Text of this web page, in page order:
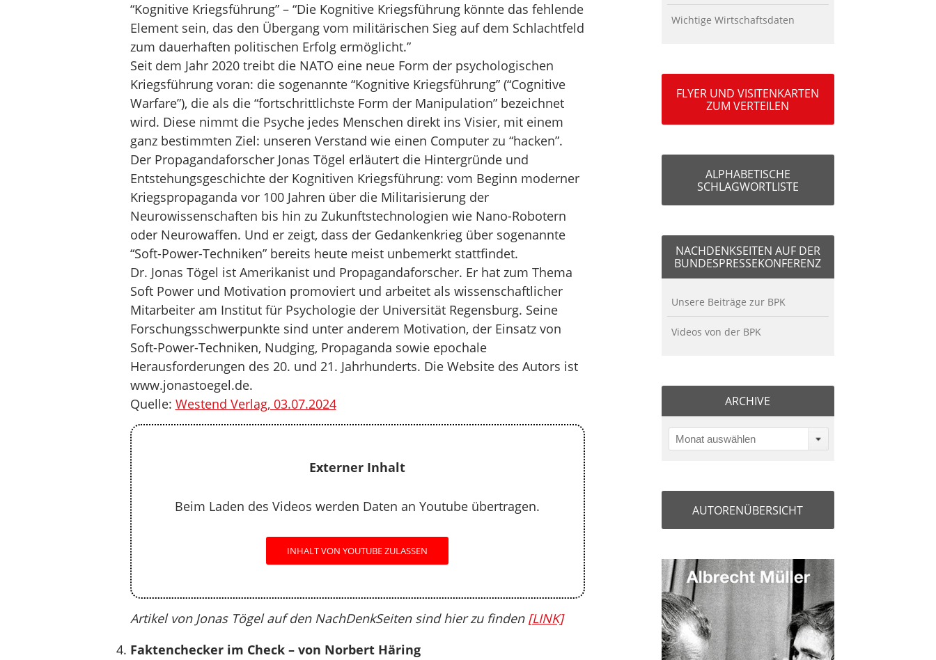
“Kognitive Kriegsführung” – “Die Kognitive Kriegsführung könnte das fehlende
Element sein, das den Übergang vom militärischen Sieg auf dem Schlachtfeld
zum dauerhaften politischen Erfolg ermöglicht.”
Seit dem Jahr 2020 treibt die NATO eine neue Form der psychologischen
Kriegsführung voran: die sogenannte “Kognitive Kriegsführung” (“Cognitive
Warfare”), die als die “fortschrittlichste Form der Manipulation” bezeichnet
wird. Diese nimmt die Psyche jedes Menschen direkt ins Visier, mit einem
ganz bestimmten Ziel: unseren Verstand wie einen Computer zu “hacken”.
Der Propagandaforscher Jonas Tögel erläutert die Hintergründe und
Entstehungsgeschichte der Kognitiven Kriegsführung: vom Beginn moderner
Kriegspropaganda vor 100 Jahren über die Militarisierung der
Neurowissenschaften bis hin zu Zukunftstechnologien wie Nano-Robotern
oder Neurowaffen. Und er zeigt, dass der Gedankenkrieg über sogenannte
“Soft-Power-Techniken” bereits heute meist unbemerkt stattfindet.
Dr. Jonas Tögel ist Amerikanist und Propagandaforscher. Er hat zum Thema
Soft Power und Motivation promoviert und arbeitet als wissenschaftlicher
Mitarbeiter am Institut für Psychologie der Universität Regensburg. Seine
Forschungsschwerpunkte sind unter anderem Motivation, der Einsatz von
Soft-Power-Techniken, Nudging, Propaganda sowie epochale
Herausforderungen des 20. und 21. Jahrhunderts. Die Website des Autors ist
www.jonastoegel.de.
Quelle: Westend Verlag, 03.07.2024
Externer Inhalt
Beim Laden des Videos werden Daten an Youtube übertragen.
INHALT VON YOUTUBE ZULASSEN
Artikel von Jonas Tögel auf den NachDenkSeiten sind hier zu finden [LINK]
Faktenchecker im Check – von Norbert Häring
Wichtige Wirtschaftsdaten
FLYER UND VISITENKARTEN
ZUM VERTEILEN
ALPHABETISCHE
SCHLAGWORTLISTE
NACHDENKSEITEN AUF DER
BUNDESPRESSEKONFERENZ
Unsere Beiträge zur BPK
Videos von der BPK
ARCHIVE
Monat auswählen
AUTORENÜBERSICHT